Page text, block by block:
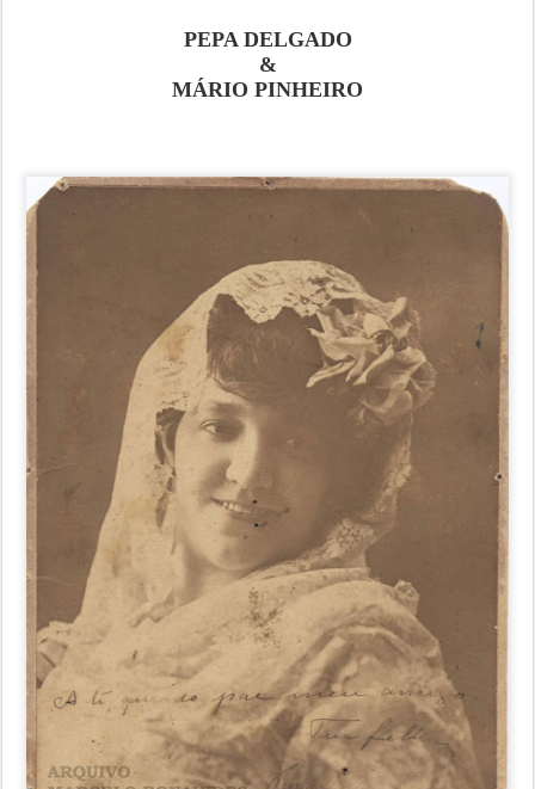
PEPA DELGADO
&
MÁRIO PINHEIRO